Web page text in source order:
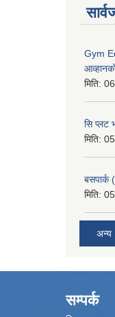
Gym
मिति:
सि प्लट
मिति:
बसपार्क
मिति:
अन्य
सम्पर्क